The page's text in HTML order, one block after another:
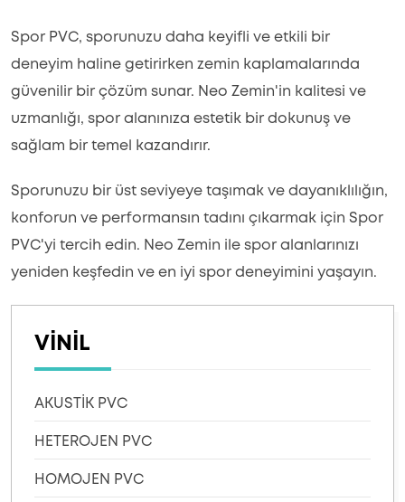
Spor PVC, sporunuzu daha keyifli ve etkili bir
deneyim haline getirirken zemin kaplamalarında
güvenilir bir çözüm sunar. Neo Zemin'in kalitesi ve
uzmanlığı, spor alanınıza estetik bir dokunuş ve
sağlam bir temel kazandırır.
Sporunuzu bir üst seviyeye taşımak ve dayanıklılığın,
konforun ve performansın tadını çıkarmak için Spor
PVC'yi tercih edin. Neo Zemin ile spor alanlarınızı
yeniden keşfedin ve en iyi spor deneyimini yaşayın.
VİNİL
AKUSTİK PVC
HETEROJEN PVC
HOMOJEN PVC